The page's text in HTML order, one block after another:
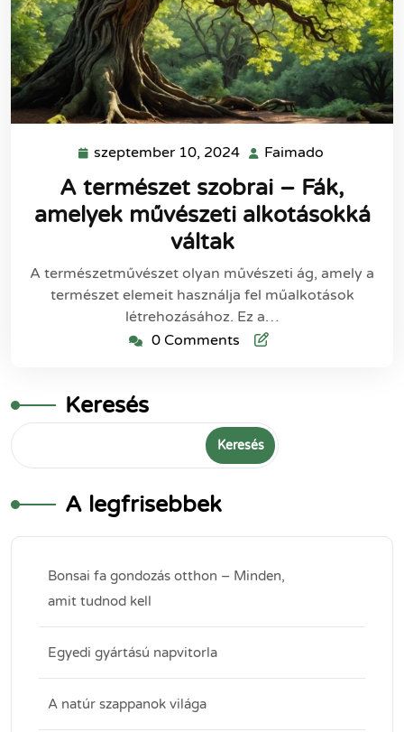
szeptember 10, 2024 szeptember
2024
Faimado
A természet szobrai – Fák,
amelyek művészeti alkotásokká
váltak
A természetművészet olyan művészeti ág, amely a
természet elemeit használja fel műalkotások
létrehozásához. Ez a…
0 Comments
Keresés
Keresés
A legfrisebbek
Bonsai fa gondozás otthon – Minden,
amit tudnod kell
Egyedi gyártású napvitorla
A natúr szappanok világa